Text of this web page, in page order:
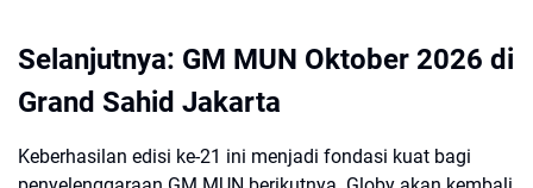
Selanjutnya: GM MUN Oktober 2026 di
Grand Sahid Jakarta
Keberhasilan edisi ke-21 ini menjadi fondasi kuat bagi